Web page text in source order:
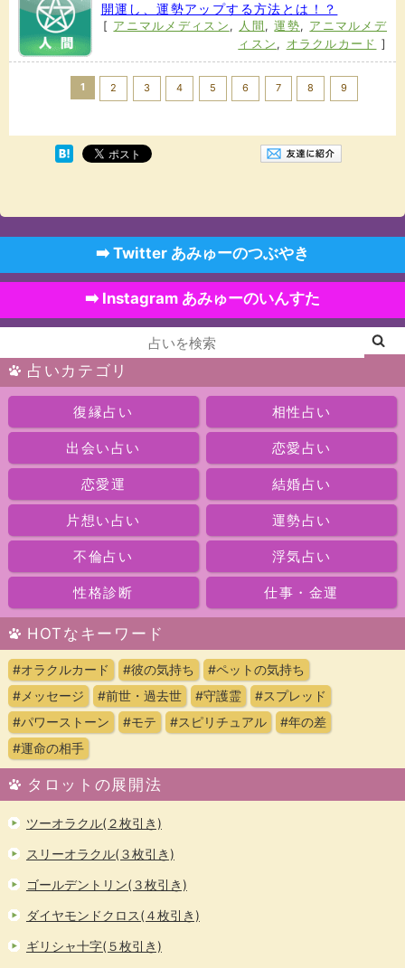
開運し、運勢アップする方法とは！？
[ アニマルメディスン , 人間 ,運勢, アニマルメデ
ィスン , オラクルカード ]
1 2 3 4 5 6 7 8
9
➡️ Twitter あみゅーのつぶやき
➡️ Instagram あみゅーのいんすた
占いカテゴリ
復縁占い 相性占い
出会い占い 恋愛占い
恋愛運 結婚占い
片想い占い 運勢占い
不倫占い 浮気占い
性格診断 仕事・金運
HOTなキーワード
#オラクルカード #彼の気持ち
#ペットの気持ち
#メッセージ
#前世・過去世 #守護霊
#スプレッド
#パワーストーン
#モテ #スピリチュアル
#年の差
#運命の相手
タロットの展開法
ツーオラクル(２枚引き)
スリーオラクル(３枚引き)
ゴールデントリン(３枚引き)
ダイヤモンドクロス(４枚引き)
ギリシャ十字(５枚引き)